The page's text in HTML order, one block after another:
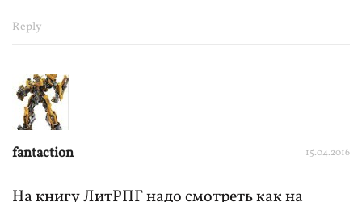
Reply
fantaction 15.04.2016
На книгу ЛитРПГ надо смотреть как на